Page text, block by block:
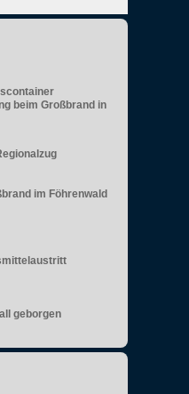
beim Großbrand in
im Föhrenwald
geborgen